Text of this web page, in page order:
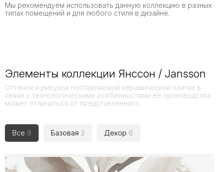
Мы рекомендуем использовать данную коллекцию в разных
типах помещений и для любого стиля в дизайне.
Элементы коллекции Янссон / Jansson
Оттенок и рисунок поставляемой керамической плитки в
связи с технологическими особенностями её производства
может отличаться от представленного
Все 9 Базовая 3 Декор 6